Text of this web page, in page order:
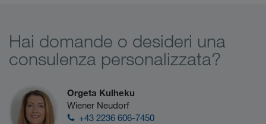
Hai domande o desideri una
consulenza personalizzata?
Orgeta Kulheku
Wiener Neudorf
+43 2236 606-7450